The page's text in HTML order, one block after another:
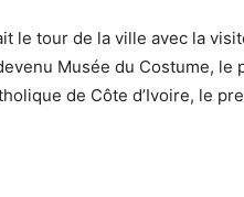
le tour de la ville avec la
Musée du Costume, le
de Côte d’Ivoire, le